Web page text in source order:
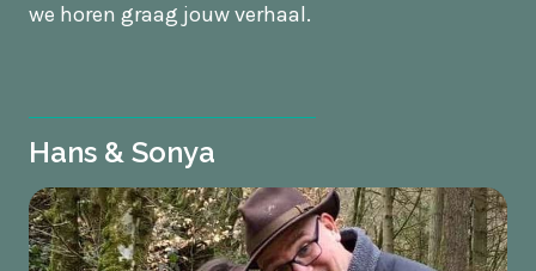
we horen graag jouw verhaal.
Hans & Sonya